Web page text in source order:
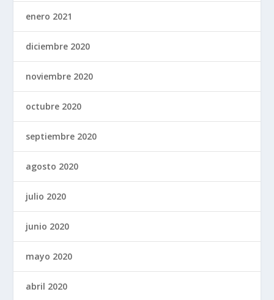
enero 2021
diciembre 2020
noviembre 2020
octubre 2020
septiembre 2020
agosto 2020
julio 2020
junio 2020
mayo 2020
abril 2020